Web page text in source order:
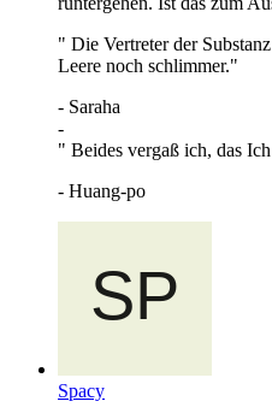
" Die Vertreter der
Leere noch schlimmer."
- Saraha
-
" Beides vergaß ich, das
- Huang-po
Spacy